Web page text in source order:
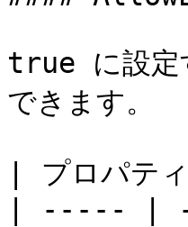
true に設定
できます。
| プロパ
| ----- |